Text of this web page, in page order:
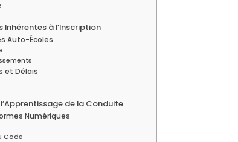
à l’Inscription
Auto-Écoles
et Délais
de la Conduite
Numériques
Code